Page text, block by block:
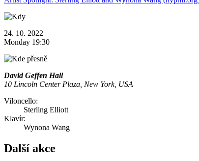
24. 10. 2022
Monday 19:30
David Geffen Hall
10 Lincoln Center Plaza, New York, USA
Viloncello:
Sterling Elliott
Klavír:
Wynona Wang
Další akce